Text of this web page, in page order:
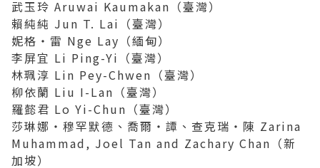
武玉玲 Aruwai Kaumakan（臺灣）
賴純純 Jun T. Lai（臺灣）
妮格・雷 Nge Lay（緬甸）
李屏宜 Li Ping-Yi（臺灣）
林珮淳 Lin Pey-Chwen（臺灣）
柳依蘭 Liu I-Lan（臺灣）
羅懿君 Lo Yi-Chun（臺灣）
莎琳娜・穆罕默德、喬爾・譚、查克瑞・陳 Zarina
Muhammad, Joel Tan and Zachary Chan（新
加坡）